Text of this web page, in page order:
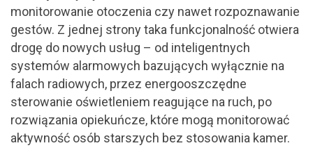
monitorowanie otoczenia czy nawet rozpoznawanie
gestów. Z jednej strony taka funkcjonalność otwiera
drogę do nowych usług – od inteligentnych
systemów alarmowych bazujących wyłącznie na
falach radiowych, przez energooszczędne
sterowanie oświetleniem reagujące na ruch, po
rozwiązania opiekuńcze, które mogą monitorować
aktywność osób starszych bez stosowania kamer.